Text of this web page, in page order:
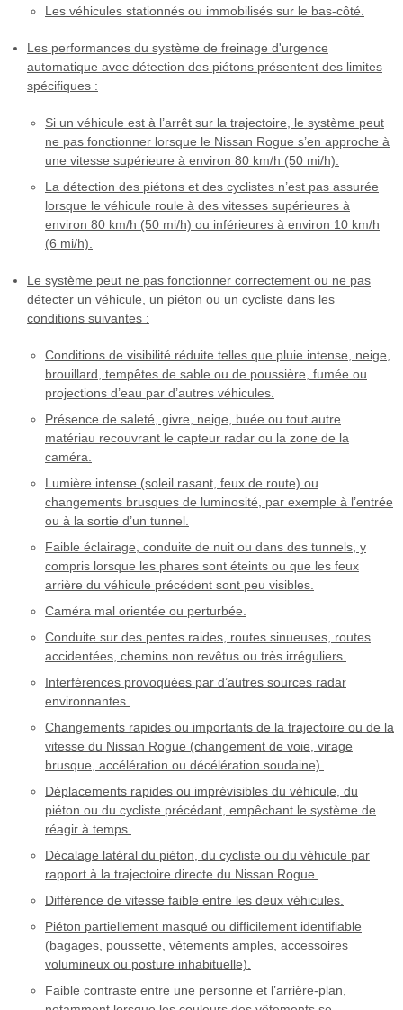
Les véhicules stationnés ou immobilisés sur le bas-côté.
Les performances du système de freinage d'urgence
automatique avec détection des piétons présentent des limites
spécifiques :
Si un véhicule est à l’arrêt sur la trajectoire, le système peut
ne pas fonctionner lorsque le Nissan Rogue s’en approche à
une vitesse supérieure à environ 80 km/h (50 mi/h).
La détection des piétons et des cyclistes n’est pas assurée
lorsque le véhicule roule à des vitesses supérieures à
environ 80 km/h (50 mi/h) ou inférieures à environ 10 km/h
(6 mi/h).
Le système peut ne pas fonctionner correctement ou ne pas
détecter un véhicule, un piéton ou un cycliste dans les
conditions suivantes :
Conditions de visibilité réduite telles que pluie intense, neige,
brouillard, tempêtes de sable ou de poussière, fumée ou
projections d’eau par d’autres véhicules.
Présence de saleté, givre, neige, buée ou tout autre
matériau recouvrant le capteur radar ou la zone de la
caméra.
Lumière intense (soleil rasant, feux de route) ou
changements brusques de luminosité, par exemple à l’entrée
ou à la sortie d’un tunnel.
Faible éclairage, conduite de nuit ou dans des tunnels, y
compris lorsque les phares sont éteints ou que les feux
arrière du véhicule précédent sont peu visibles.
Caméra mal orientée ou perturbée.
Conduite sur des pentes raides, routes sinueuses, routes
accidentées, chemins non revêtus ou très irréguliers.
Interférences provoquées par d’autres sources radar
environnantes.
Changements rapides ou importants de la trajectoire ou de la
vitesse du Nissan Rogue (changement de voie, virage
brusque, accélération ou décélération soudaine).
Déplacements rapides ou imprévisibles du véhicule, du
piéton ou du cycliste précédant, empêchant le système de
réagir à temps.
Décalage latéral du piéton, du cycliste ou du véhicule par
rapport à la trajectoire directe du Nissan Rogue.
Différence de vitesse faible entre les deux véhicules.
Piéton partiellement masqué ou difficilement identifiable
(bagages, poussette, vêtements amples, accessoires
volumineux ou posture inhabituelle).
Faible contraste entre une personne et l’arrière-plan,